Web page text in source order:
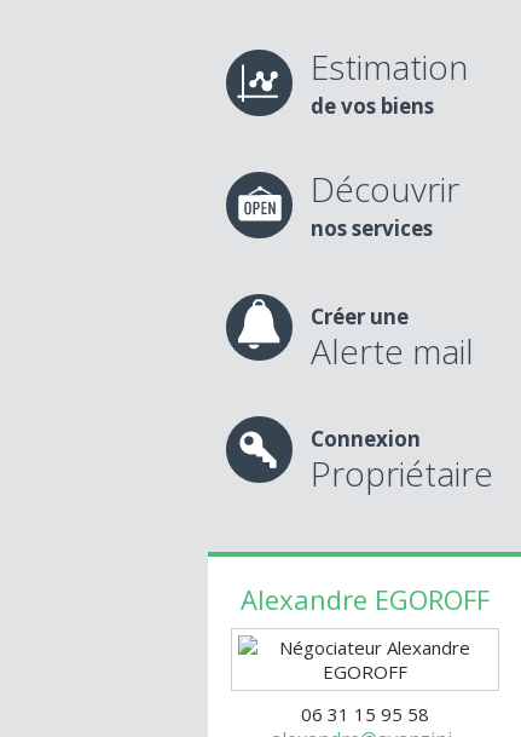
Estimation
de vos biens
Découvrir
nos services
Créer une
Alerte mail
Connexion
Propriétaire
Alexandre EGOROFF
06 31 15 95 58